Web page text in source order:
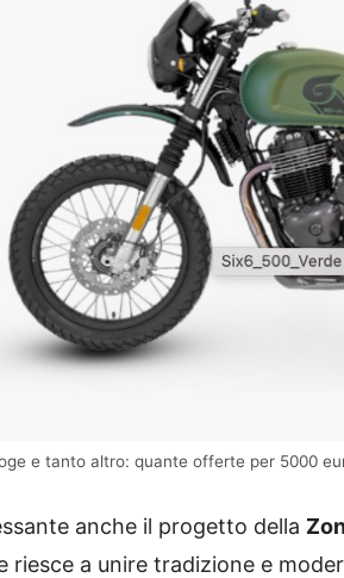
e tanto altro: quante offerte per 5000
anche il progetto della
riesce a unire tradizione e